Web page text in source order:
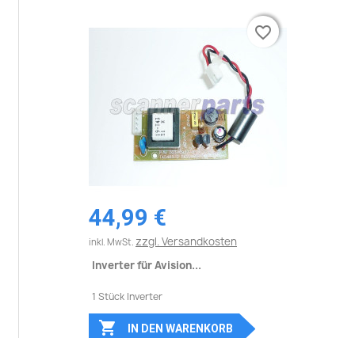
44,99 €
inkl. MwSt. zzgl. Versandkosten
Inverter für Avision...
1 Stück Inverter
favorite_border
 IN DEN WARENKORB
favorite_border